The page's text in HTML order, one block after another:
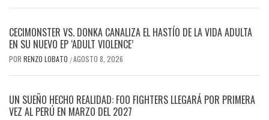
CECIMONSTER VS. DONKA CANALIZA EL HASTÍO DE LA VIDA ADULTA
EN SU NUEVO EP ‘ADULT VIOLENCE’
POR RENZO LOBATO /AGOSTO 8, 2026
UN SUEÑO HECHO REALIDAD: FOO FIGHTERS LLEGARÁ POR PRIMERA
VEZ AL PERÚ EN MARZO DEL 2027